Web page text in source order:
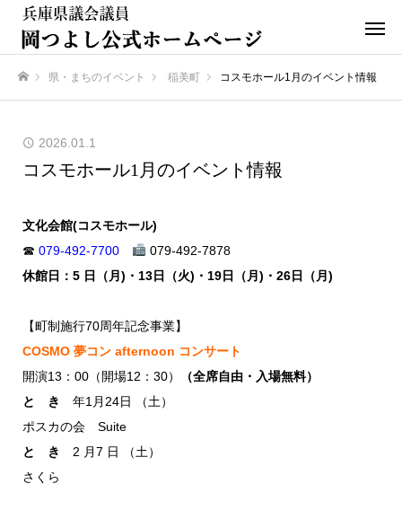
県・まちのイベント 稲美町 コスモホール1月のイベント情報
2026.01.1
コスモホール1月のイベント情報
文化会館(コスモホール)
☎ 079-492-7700
079-492-7878
休館日：5 日（月)・13日（火)・19日（月)・26日（月)
【町制施行70周年記念事業】
COSMO 夢コン afternoon コンサート
開演13：00（開場12：30）
（全席自由・入場無料）
と き
年1月24日 （土）
ポスカの会 Suite
と き
2 月7 日 （土）
さくら